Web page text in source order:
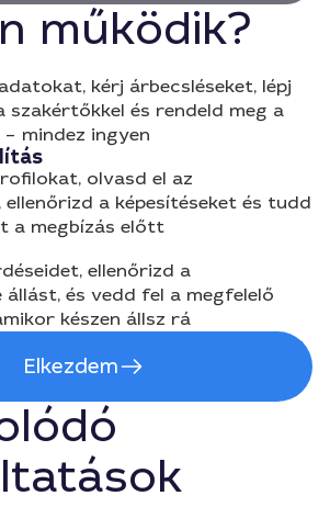
működik?
kérj árbecsléseket, lépj
szakértőkkel és rendeld meg a
mindez ingyen
olvasd el az
ellenőrizd a képesítéseket és tudd
a megbízás előtt
ellenőrizd a
állást, és vedd fel a megfelelő
készen állsz rá
Elkezdem